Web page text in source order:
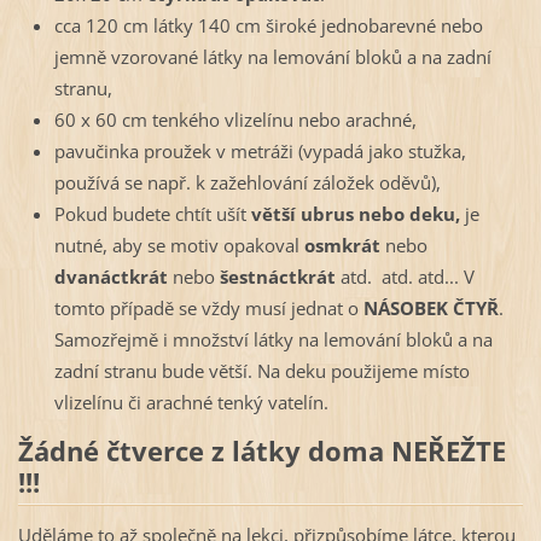
cca 120 cm látky 140 cm široké jednobarevné nebo
jemně vzorované látky na lemování bloků a na zadní
stranu,
60 x 60 cm tenkého vlizelínu nebo arachné,
pavučinka proužek v metráži (vypadá jako stužka,
používá se např. k zažehlování záložek oděvů),
Pokud budete chtít ušít větší ubrus nebo deku,je
nutné, aby se motiv opakoval osmkrát nebo
dvanáctkrát nebo šestnáctkrát atd. atd. atd... V
tomto případě se vždy musí jednat o NÁSOBEK ČTYŘ.
Samozřejmě i množství látky na lemování bloků a na
zadní stranu bude větší. Na deku použijeme místo
vlizelínu či arachné tenký vatelín.
Žádné čtverce z látky doma NEŘEŽTE
!!!
Uděláme to až společně na lekci, přizpůsobíme látce, kterou